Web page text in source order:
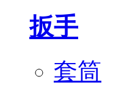
扳手
套筒